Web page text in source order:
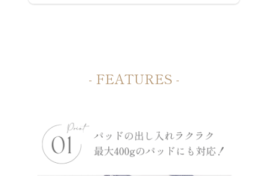
- FEATURES -